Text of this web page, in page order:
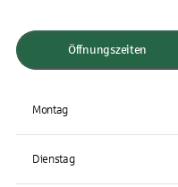
Öffnungszeiten
Montag
Dienstag